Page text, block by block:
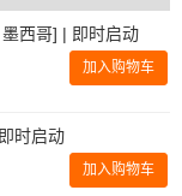
西哥] | 即时启动
加入购物车
时启动
加入购物车